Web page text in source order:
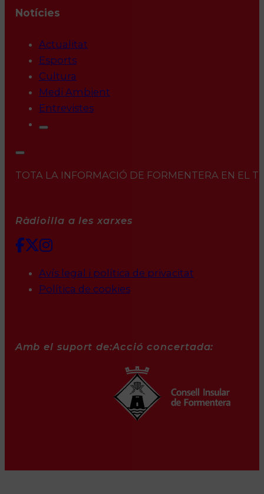
Notícies
Actualitat
Esports
Cultura
Medi Ambient
Entrevistes
TOTA LA INFORMACIÓ DE FORMENTERA EN EL
Ràdioilla a les xarxes
Avís legal i política de privacitat
Política de cookies
Amb el suport de:Acció concertada: